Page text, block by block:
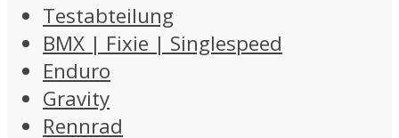
Testabteilung
BMX | Fixie | Singlespeed
Enduro
Gravity
Rennrad